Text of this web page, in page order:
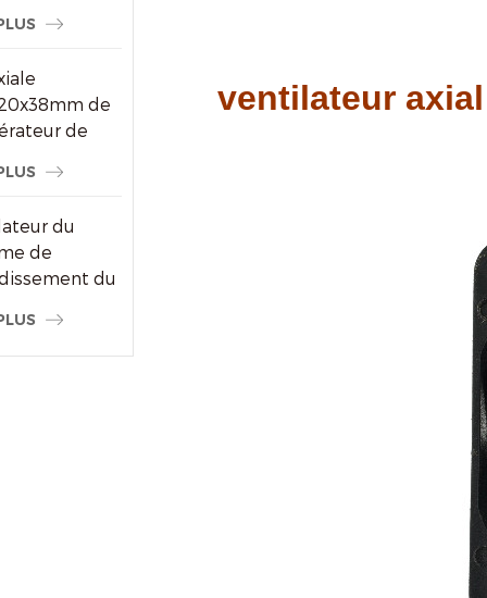
alternatif
à
de
de
du
de
du
du
électrique
ventilateur axial